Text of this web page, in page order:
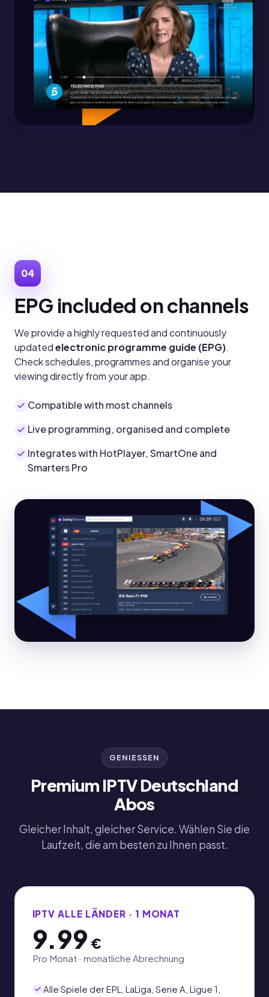
04
EPG included on channels
We provide a highly requested and continuously
updatedelectronic programme guide (EPG).
Check schedules, programmes and organise your
viewing directly from your app.
Compatible with most channels
Live programming, organised and complete
Integrates with HotPlayer, SmartOne and
Smarters Pro
GENIESSEN
Premium IPTV Deutschland
Abos
Gleicher Inhalt, gleicher Service. Wählen Sie die
Laufzeit, die am besten zu Ihnen passt.
IPTV ALLE LÄNDER · 1 MONAT
9.99 €
Pro Monat · monatliche Abrechnung
Alle Spiele der EPL, LaLiga, Serie A, Ligue 1,